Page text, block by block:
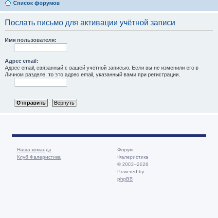
Список форумов
Послать письмо для активации учётной записи
Имя пользователя:
Адрес email:
Адрес email, связанный с вашей учётной записью. Если вы не изменили его в
Личном разделе, то это адрес email, указанный вами при регистрации.
Наша команда
Клуб Фалеристика
Форум
Фалеристика
© 2003–2026
Powered by
phpBB